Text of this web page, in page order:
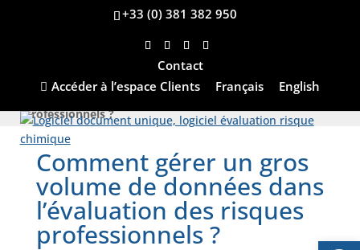
+33 (0) 381 382 950
Contact
Accéder à l’espace Clients
Français English
volume de données dans l’évaluation des risques
professionnels ?
Comment gérer un gros
volume de données dans
l’évaluation des risques
professionnels ?